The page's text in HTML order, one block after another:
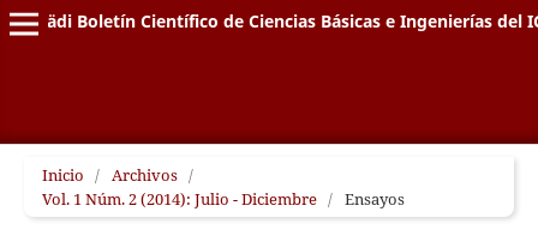
Pädi Boletín Científico de Ciencias Básicas e Ingenierías del
Inicio / Archivos /
Vol. 1 Núm. 2 (2014): Julio - Diciembre / Ensayos